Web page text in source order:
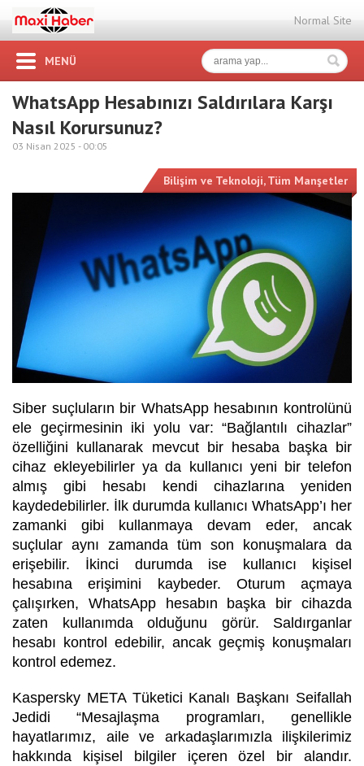
Normal Site
MENÜ
WhatsApp Hesabınızı Saldırılara Karşı
Nasıl Korursunuz?
03 Nisan 2025 - 00:05
Bilişim ve Teknoloji,Tüm Manşetler
Siber suçluların bir WhatsApp hesabının kontrolünü
ele geçirmesinin iki yolu var: “Bağlantılı cihazlar”
özelliğini kullanarak mevcut bir hesaba başka bir
cihaz ekleyebilirler ya da kullanıcı yeni bir telefon
almış gibi hesabı kendi cihazlarına yeniden
kaydedebilirler. İlk durumda kullanıcı WhatsApp’ı her
zamanki gibi kullanmaya devam eder, ancak
suçlular aynı zamanda tüm son konuşmalara da
erişebilir. İkinci durumda ise kullanıcı kişisel
hesabına erişimini kaybeder. Oturum açmaya
çalışırken, WhatsApp hesabın başka bir cihazda
zaten kullanımda olduğunu görür. Saldırganlar
hesabı kontrol edebilir, ancak geçmiş konuşmaları
kontrol edemez.
Kaspersky META Tüketici Kanalı Başkanı Seifallah
Jedidi“Mesajlaşma programları, genellikle
hayatlarımız, aile ve arkadaşlarımızla ilişkilerimiz
hakkında kişisel bilgiler içeren özel bir alandır.